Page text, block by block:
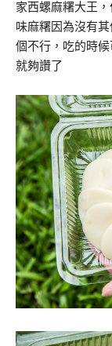
家西螺麻糬大王
味麻糬因為沒有
個不行，吃的時
就夠讚了